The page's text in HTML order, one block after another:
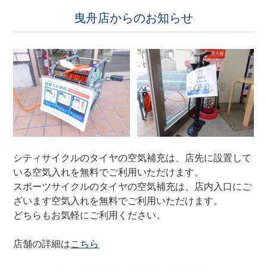
お知らせ一覧
曳舟店からのお知らせ
シティサイクルのタイヤの空気補充は、店先に設置して
いる空気入れを無料でご利用いただけます。
スポーツサイクルのタイヤの空気補充は、店内入口にご
ざいます空気入れを無料でご利用いただけます。
どちらもお気軽にご利用ください。
店舗の詳細はこちら